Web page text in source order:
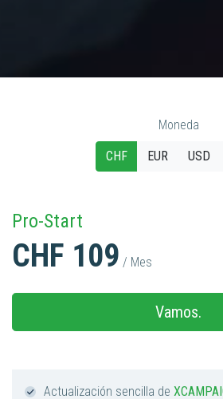
Moneda
CHF EUR USD
Pro-Start
CHF 109 / Mes
Vamos.
Actualización sencilla de